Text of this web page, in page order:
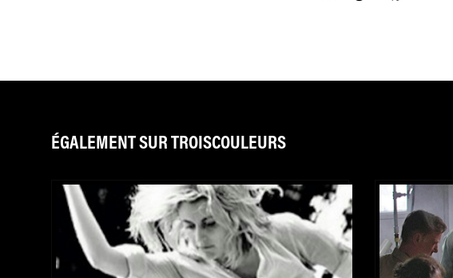
ÉGALEMENT SUR TROISCOULEURS